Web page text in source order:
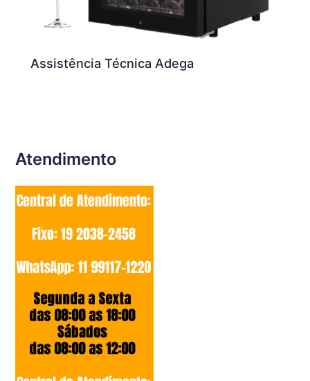
Assistência Técnica Adega
Atendimento